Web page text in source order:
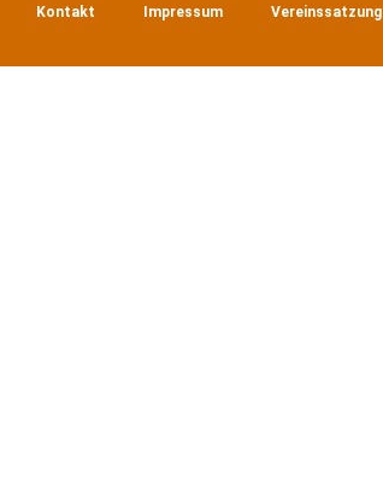
Kontakt Impressum Vereinssatzung